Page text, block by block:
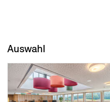
Auswahl